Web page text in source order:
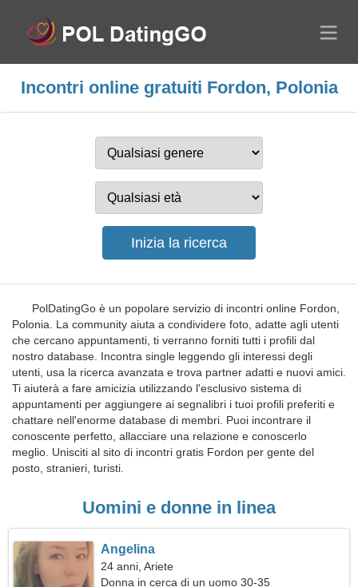
Incontri online gratuiti Fordon, Polonia
PolDatingGo è un popolare servizio di incontri online Fordon,
Polonia. La community aiuta a condividere foto, adatte agli utenti
che cercano appuntamenti, ti verranno forniti tutti i profili dal
nostro database. Incontra single leggendo gli interessi degli
utenti, usa la ricerca avanzata e trova partner adatti e nuovi amici.
Ti aiuterà a fare amicizia utilizzando l'esclusivo sistema di
appuntamenti per aggiungere ai segnalibri i tuoi profili preferiti e
chattare nell'enorme database di membri. Puoi incontrare il
conoscente perfetto, allacciare una relazione e conoscerlo
meglio. Unisciti al sito di incontri gratis Fordon per gente del
posto, stranieri, turisti.
Uomini e donne in linea
Angelina
24 anni, Ariete
Donna in cerca di un uomo 30-35